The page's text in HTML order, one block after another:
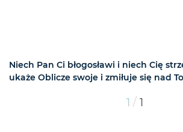
Niech Pan Ci błogosławi i niech Cię
ukaże Oblicze swoje i zmiłuje się nad
1 / 1